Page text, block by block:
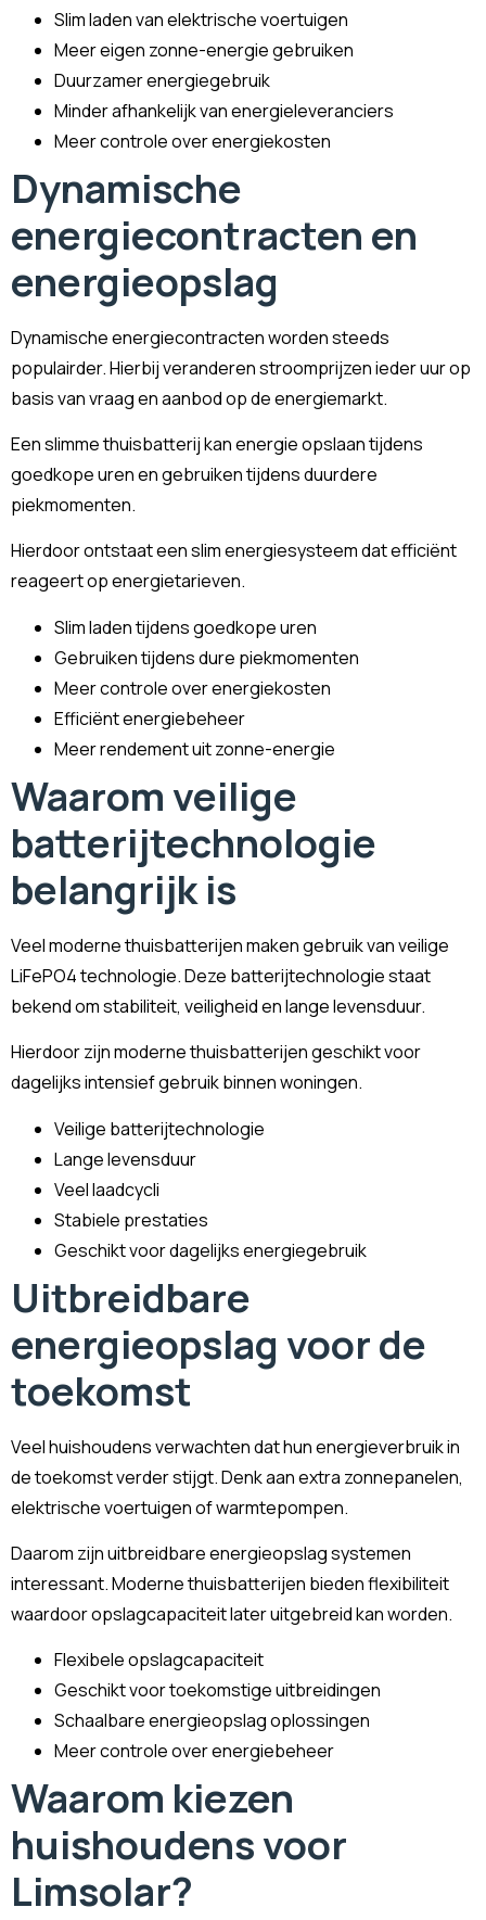
Slim laden van elektrische voertuigen
Meer eigen zonne-energie gebruiken
Duurzamer energiegebruik
Minder afhankelijk van energieleveranciers
Meer controle over energiekosten
Dynamische
energiecontracten en
energieopslag
Dynamische energiecontracten worden steeds
populairder. Hierbij veranderen stroomprijzen ieder uur op
basis van vraag en aanbod op de energiemarkt.
Een slimme thuisbatterij kan energie opslaan tijdens
goedkope uren en gebruiken tijdens duurdere
piekmomenten.
Hierdoor ontstaat een slim energiesysteem dat efficiënt
reageert op energietarieven.
Slim laden tijdens goedkope uren
Gebruiken tijdens dure piekmomenten
Meer controle over energiekosten
Efficiënt energiebeheer
Meer rendement uit zonne-energie
Waarom veilige
batterijtechnologie
belangrijk is
Veel moderne thuisbatterijen maken gebruik van veilige
LiFePO4 technologie. Deze batterijtechnologie staat
bekend om stabiliteit, veiligheid en lange levensduur.
Hierdoor zijn moderne thuisbatterijen geschikt voor
dagelijks intensief gebruik binnen woningen.
Veilige batterijtechnologie
Lange levensduur
Veel laadcycli
Stabiele prestaties
Geschikt voor dagelijks energiegebruik
Uitbreidbare
energieopslag voor de
toekomst
Veel huishoudens verwachten dat hun energieverbruik in
de toekomst verder stijgt. Denk aan extra zonnepanelen,
elektrische voertuigen of warmtepompen.
Daarom zijn uitbreidbare energieopslag systemen
interessant. Moderne thuisbatterijen bieden flexibiliteit
waardoor opslagcapaciteit later uitgebreid kan worden.
Flexibele opslagcapaciteit
Geschikt voor toekomstige uitbreidingen
Schaalbare energieopslag oplossingen
Meer controle over energiebeheer
Waarom kiezen
huishoudens voor
Limsolar?